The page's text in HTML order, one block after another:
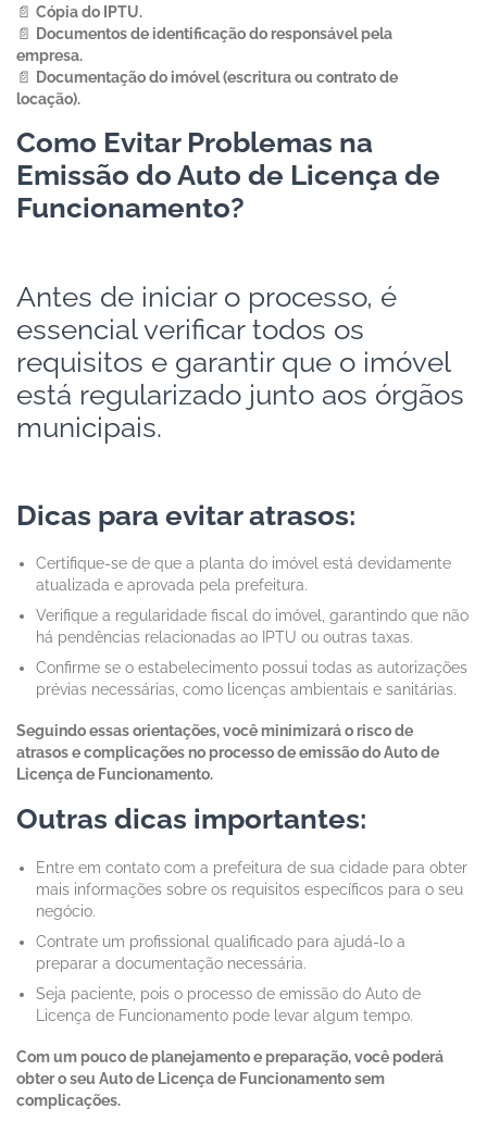
📄 Cópia do IPTU.
📄
Documentos de identificação do responsável pela
empresa.
📄
Documentação do imóvel (escritura ou contrato de
locação).
Como Evitar Problemas na
Emissão do Auto de Licença de
Funcionamento?
Antes de iniciar o processo, é
essencial verificar todos os
requisitos e garantir que o imóvel
está regularizado junto aos órgãos
municipais.
Dicas para evitar atrasos:
Certifique-se de que a planta do imóvel está devidamente
atualizada e aprovada pela prefeitura.
Verifique a regularidade fiscal do imóvel, garantindo que não
há pendências relacionadas ao IPTU ou outras taxas.
Confirme se o estabelecimento possui todas as autorizações
prévias necessárias, como licenças ambientais e sanitárias.
Seguindo essas orientações, você minimizará o risco de
atrasos e complicações no processo de emissão do Auto de
Licença de Funcionamento.
Outras dicas importantes:
Entre em contato com a prefeitura de sua cidade para obter
mais informações sobre os requisitos específicos para o seu
negócio.
Contrate um profissional qualificado para ajudá-lo a
preparar a documentação necessária.
Seja paciente, pois o processo de emissão do Auto de
Licença de Funcionamento pode levar algum tempo.
Com um pouco de planejamento e preparação, você poderá
obter o seu Auto de Licença de Funcionamento sem
complicações.